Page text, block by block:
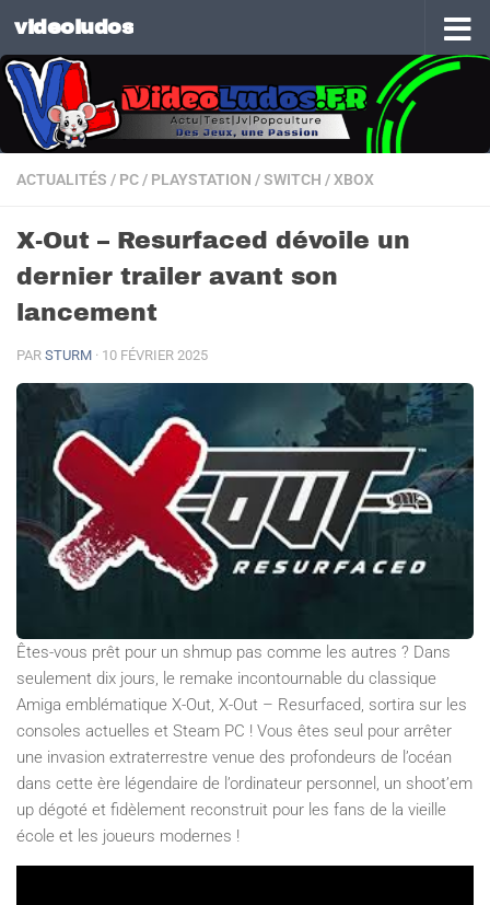
Skip to content
videoludos
ACTUALITÉS / PC/ PLAYSTATION /SWITCH /XBOX
X-Out – Resurfaced dévoile un
dernier trailer avant son
lancement
PAR STURM · 10 FÉVRIER 2025
Êtes-vous prêt pour un shmup pas comme les autres ? Dans
seulement dix jours, le remake incontournable du classique
Amiga emblématique X-Out, X-Out – Resurfaced, sortira sur les
consoles actuelles et Steam PC ! Vous êtes seul pour arrêter
une invasion extraterrestre venue des profondeurs de l’océan
dans cette ère légendaire de l’ordinateur personnel, un shoot’em
up dégoté et fidèlement reconstruit pour les fans de la vieille
école et les joueurs modernes !